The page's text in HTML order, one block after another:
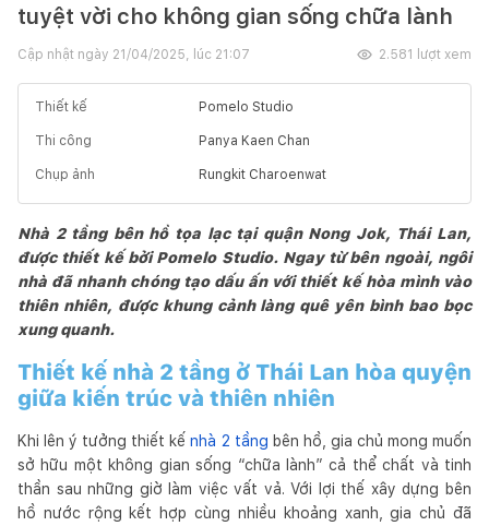
tuyệt vời cho không gian sống chữa lành
Cập nhật ngày 21/04/2025, lúc 21:07 2.581 lượt xem
Thiết kế Pomelo Studio
Thi công Panya Kaen Chan
Chụp ảnh Rungkit Charoenwat
Nhà 2 tầng bên hồ tọa lạc tại quận Nong Jok, Thái Lan,
được thiết kế bởi Pomelo Studio. Ngay từ bên ngoài, ngôi
nhà đã nhanh chóng tạo dấu ấn với thiết kế hòa mình vào
thiên nhiên, được khung cảnh làng quê yên bình bao bọc
xung quanh.
Thiết kế nhà 2 tầng ở Thái Lan hòa quyện
giữa kiến trúc và thiên nhiên
Khi lên ý tưởng thiết kếnhà 2 tầng bên hồ, gia chủ mong muốn
sở hữu một không gian sống “chữa lành” cả thể chất và tinh
thần sau những giờ làm việc vất vả. Với lợi thế xây dựng bên
hồ nước rộng kết hợp cùng nhiều khoảng xanh, gia chủ đã